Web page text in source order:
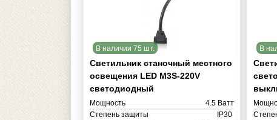
В наличии 75 шт.
Светильник станочный местного
освещения LED M3S-220V
светодиодный
Мощность
4.5 Ватт
Степень защиты
IP30
В